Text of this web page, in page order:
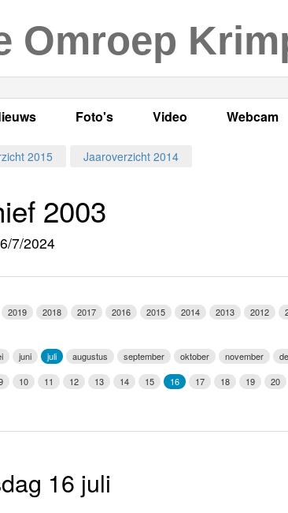
Omroep
Lokaal Nieuws
Foto's
Algemeen
Programma's
Video
LOK TV
Webcam
2015 Jaaroverzicht 2014
2003
7/2024
2019 2018 2017 2016 2015 2014 2013 2012
juni juli augustus september oktober november
10 11 12 13 14 15 16 17 18 19 20
16 juli